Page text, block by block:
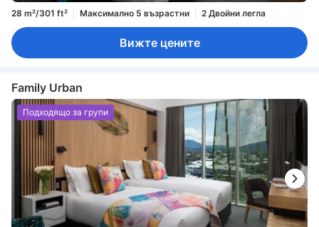
28 m²/301 ft² Максимално 5 възрастни 2 Двойни легла
Вижте цените
Family Urban
Подходящо за групи